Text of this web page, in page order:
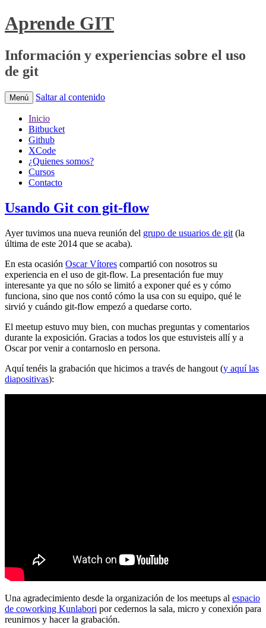
Aprende GIT
Información y experiencias sobre el uso
de git
Menú Saltar al contenido
Inicio
Bitbucket
Github
XCode
¿Quienes somos?
Cursos
Contacto
Usando Git con git-flow
Ayer tuvimos una nueva reunión del grupo de usuarios de git (la
última de este 2014 que se acaba).
En esta ocasión Oscar Vítores compartió con nosotros su
experiencia en el uso de git-flow. La presentación fue muy
interesante ya que no sólo se limitó a exponer qué es y cómo
funciona, sino que nos contó cómo la usa con su equipo, qué le
sirvió y cuándo git-flow empezó a quedarse corto.
El meetup estuvo muy bien, con muchas preguntas y comentarios
durante la exposición. Gracias a todos los que estuvisteis allí y a
Oscar por venir a contarnoslo en persona.
Aquí tenéis la grabación que hicimos a través de hangout (y aquí las
diapositivas):
Una agradecimiento desde la organización de los meetups al espacio
de coworking Kunlabori por cedernos la sala, micro y conexión para
reunirnos y hacer la grabación.